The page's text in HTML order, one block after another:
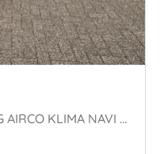
2.0 BLUEHDI 90KW DC LANG AIRCO KLIMA NAVI EURO6